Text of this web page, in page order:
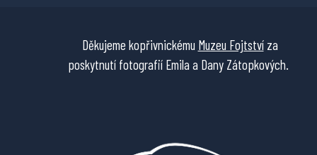
Děkujeme kopřivnickému Muzeu Fojtstvíza
poskytnutí fotografií Emila a Dany Zátopkových.